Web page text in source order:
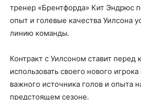
тренер «Брентфорда» Кит Эндрюс
опыт и голевые качества Уилсона
линию команды.
Контракт с Уилсоном ставит перед
использовать своего нового игрока
важного источника голов и опыта
предстоящем сезоне.